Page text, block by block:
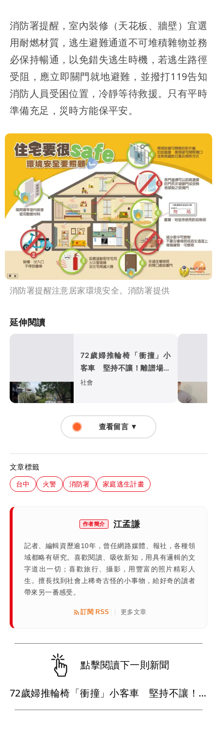
消防署提醒，室內裝修（天花板、牆壁）宜選
用耐燃材質，逃生避難通道不可堆積雜物並務
必保持暢通，以免錯失逃生時機，若逃生路徑
受阻，應立即關門就地避難，並撥打119告知
消防人員受困位置，冷靜等待救援。只有平時
準備充足，災時方能保平安。
消防署提醒注意居家環境安全。消防署提供
延伸閱讀
72歲婦推輪椅「衝撞」小
客車 堅持不讓！離譜場面
嚇壞路人
社會
查看留言 ▼
文章標籤
台中 火警 消防署 家庭逃生計畫
作者簡介 江孟謙
記者、編輯資歷逾10年，曾任網路媒體、報社，各種領
域都略有研究。喜歡閱讀、吸收新知，用具有邏輯的文
字道出一切；喜歡旅行、攝影，用豐富的照片精彩人
生。擅長找到社會上稀奇古怪的小事物，給好奇的讀者
帶來另一番感受。
訂閱 RSS 更多文章
點擊閱讀下一則新聞
72歲婦推輪椅「衝撞」小客車 堅持不讓！離譜場面嚇壞路人